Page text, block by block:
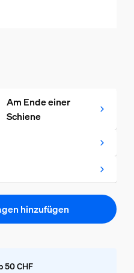
Am Ende einer
Schiene
hinzufügen
50 CHF